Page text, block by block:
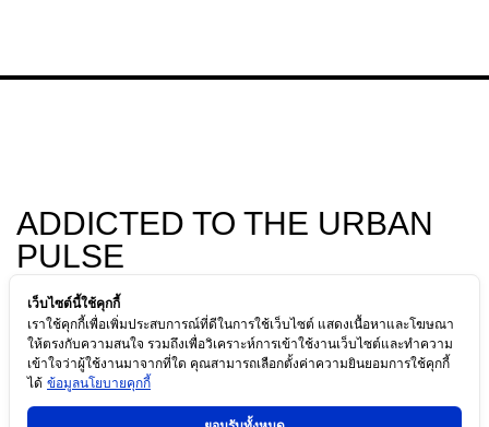
ADDICTED TO THE URBAN
PULSE
- STAY AHEAD OF THE CITY'S RHYTHM WITH
THE LASTEST NEWS, EMERGING TRENDS, AND
THE CULTURE SHAPING MODERN URBAN LIFE,
NOT JUST KEEPING UP, BUT TRULY LIVING IT.
เว็บไซต์นี้ใช้คุกกี้
เราใช้คุกกี้เพื่อเพิ่มประสบการณ์ที่ดีในการใช้เว็บไซต์ แสดงเนื้อหาและโฆษณา
ให้ตรงกับความสนใจ รวมถึงเพื่อวิเคราะห์การเข้าใช้งานเว็บไซต์และทำความ
เข้าใจว่าผู้ใช้งานมาจากที่ใด คุณสามารถเลือกตั้งค่าความยินยอมการใช้คุกกี้
ได้ ข้อมูลนโยบายคุกกี้